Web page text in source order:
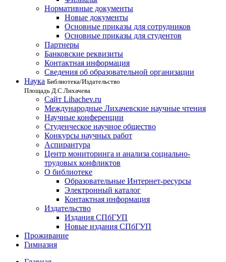
Нормативные документы
Новые документы
Основные приказы для сотрудников
Основные приказы для студентов
Партнеры
Банковские реквизиты
Контактная информация
Сведения об образовательной организации
Наука Библиотека/Издательство
Площадь Д.С.Лихачева
Сайт Lihachev.ru
Международные Лихачевские научные чтения
Научные конференции
Студенческое научное общество
Конкурсы научных работ
Аспирантура
Центр мониторинга и анализа социально-
трудовых конфликтов
О библиотеке
Образовательные Интернет-ресурсы
Электронный каталог
Контактная информация
Издательство
Издания СПбГУП
Новые издания СПбГУП
Проживание
Гимназия